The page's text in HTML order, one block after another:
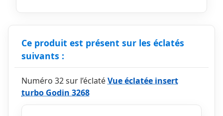
Ce produit est présent sur les éclatés
suivants :
Numéro 32 sur l’éclatéVue éclatée insert
turbo Godin 3268